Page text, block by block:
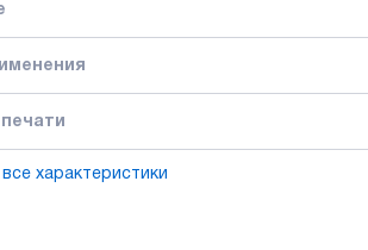
печати
характеристики